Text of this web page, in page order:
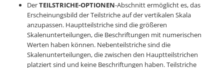
DerTEILSTRICHE-OPTIONEN-Abschnitt ermöglicht es, das
Erscheinungsbild der Teilstriche auf der vertikalen Skala
anzupassen. Hauptteilstriche sind die größeren
Skalenunterteilungen, die Beschriftungen mit numerischen
Werten haben können. Nebenteilstriche sind die
Skalenunterteilungen, die zwischen den Hauptteilstrichen
platziert sind und keine Beschriftungen haben. Teilstriche